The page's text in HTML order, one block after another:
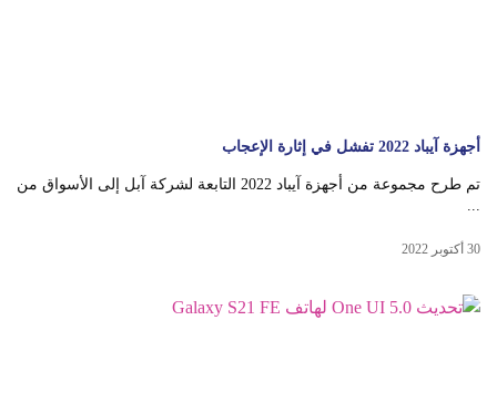
أجهزة آيباد 2022 تفشل في إثارة الإعجاب
تم طرح مجموعة من أجهزة آيباد 2022 التابعة لشركة آبل إلى الأسواق من
30 أكتوبر 2022